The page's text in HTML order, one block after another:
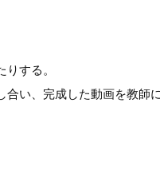
する。
い、完成した動画を教師に